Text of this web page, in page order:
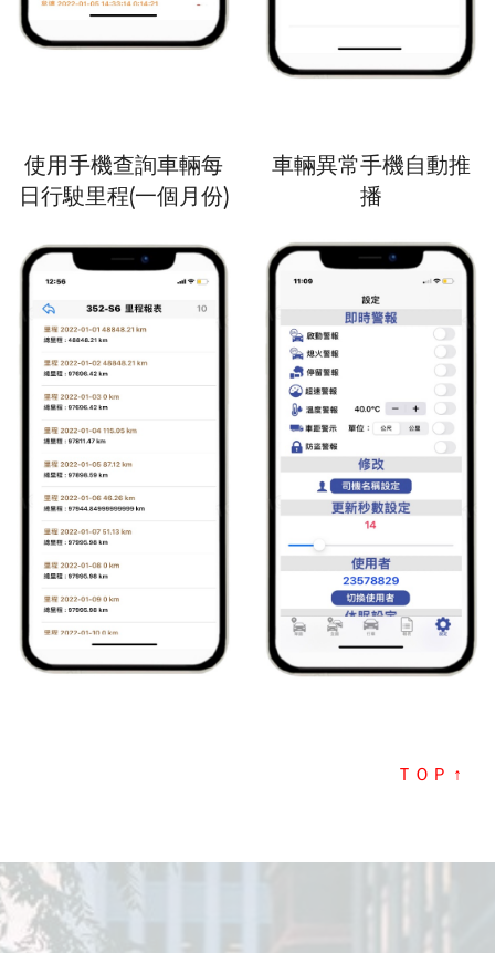
使用手機查詢車輛每
日行駛里程(一個月份)
車輛異常手機自動推
播
ＴＯＰ ↑